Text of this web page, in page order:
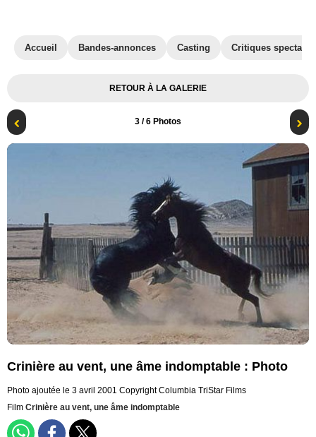
Accueil Bandes-annonces Casting Critiques
RETOUR À LA GALERIE
3 / 6 Photos
Crinière au vent, une âme indomptable : Photo
Photo ajoutée le 3 avril 2001 Copyright Columbia TriStar Films
Film Crinière au vent, une âme indomptable